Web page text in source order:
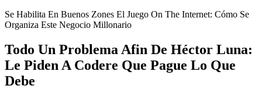
Se Habilita En Buenos Zones El Juego On The Internet: Cómo Se
Organiza Este Negocio Millonario
Todo Un Problema Afin De Héctor Luna:
Le Piden A Codere Que Pague Lo Que
Debe